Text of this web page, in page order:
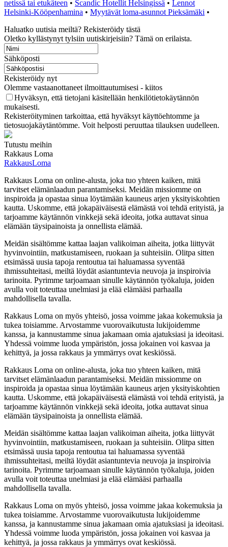
netissä tai etukäteen • Scandic Hotellit Helsingissä • Lennot
Helsinki-Kööpenhamina • Myytävät loma-asunnot Pieksämäki •
Haluatko uutisia meiltä? Rekisteröidy tästä
Oletko kyllästynyt tylsiin uutiskirjeisiin? Tämä on erilaista.
Sähköposti
Rekisteröidy nyt
Olemme vastaanottaneet ilmoittautumisesi - kiitos
Hyväksyn, että tietojani käsitellään henkilötietokäytännön
mukaisesti.
Rekisteröityminen tarkoittaa, että hyväksyt käyttöehtomme ja
tietosuojakäytäntömme. Voit helposti peruuttaa tilauksen uudelleen.
Tutustu meihin
Rakkaus Loma
RakkausLoma
Rakkaus Loma on online-alusta, joka tuo yhteen kaiken, mitä
tarvitset elämänlaadun parantamiseksi. Meidän missiomme on
inspiroida ja opastaa sinua löytämään kauneus arjen yksityiskohtien
kautta. Uskomme, että jokapäiväisestä elämästä voi tehdä erityistä, ja
tarjoamme käytännön vinkkejä sekä ideoita, jotka auttavat sinua
elämään täysipainoista ja onnellista elämää.
Meidän sisältömme kattaa laajan valikoiman aiheita, jotka liittyvät
hyvinvointiin, matkustamiseen, ruokaan ja suhteisiin. Olitpa sitten
etsimässä uusia tapoja rentoutua tai haluamassa syventää
ihmissuhteitasi, meiltä löydät asiantuntevia neuvoja ja inspiroivia
tarinoita. Pyrimme tarjoamaan sinulle käytännön työkaluja, joiden
avulla voit toteuttaa unelmiasi ja elää elämääsi parhaalla
mahdollisella tavalla.
Rakkaus Loma on myös yhteisö, jossa voimme jakaa kokemuksia ja
tukea toisiamme. Arvostamme vuorovaikutusta lukijoidemme
kanssa, ja kannustamme sinua jakamaan omia ajatuksiasi ja ideoitasi.
Yhdessä voimme luoda ympäristön, jossa jokainen voi kasvaa ja
kehittyä, ja jossa rakkaus ja ymmärrys ovat keskiössä.
Rakkaus Loma on online-alusta, joka tuo yhteen kaiken, mitä
tarvitset elämänlaadun parantamiseksi. Meidän missiomme on
inspiroida ja opastaa sinua löytämään kauneus arjen yksityiskohtien
kautta. Uskomme, että jokapäiväisestä elämästä voi tehdä erityistä, ja
tarjoamme käytännön vinkkejä sekä ideoita, jotka auttavat sinua
elämään täysipainoista ja onnellista elämää.
Meidän sisältömme kattaa laajan valikoiman aiheita, jotka liittyvät
hyvinvointiin, matkustamiseen, ruokaan ja suhteisiin. Olitpa sitten
etsimässä uusia tapoja rentoutua tai haluamassa syventää
ihmissuhteitasi, meiltä löydät asiantuntevia neuvoja ja inspiroivia
tarinoita. Pyrimme tarjoamaan sinulle käytännön työkaluja, joiden
avulla voit toteuttaa unelmiasi ja elää elämääsi parhaalla
mahdollisella tavalla.
Rakkaus Loma on myös yhteisö, jossa voimme jakaa kokemuksia ja
tukea toisiamme. Arvostamme vuorovaikutusta lukijoidemme
kanssa, ja kannustamme sinua jakamaan omia ajatuksiasi ja ideoitasi.
Yhdessä voimme luoda ympäristön, jossa jokainen voi kasvaa ja
kehittyä, ja jossa rakkaus ja ymmärrys ovat keskiössä.